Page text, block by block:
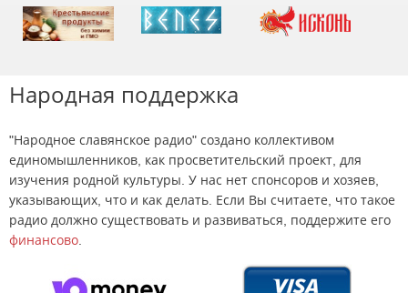
Народная поддержка
"Народное славянское радио" создано коллективом
единомышленников, как просветительский проект, для
изучения родной культуры. У нас нет спонсоров и хозяев,
указывающих, что и как делать. Если Вы считаете, что такое
радио должно существовать и развиваться, поддержите его
финансово